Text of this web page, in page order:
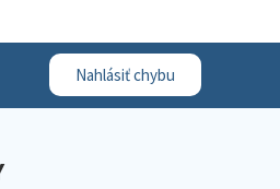
Nahlásiť chybu